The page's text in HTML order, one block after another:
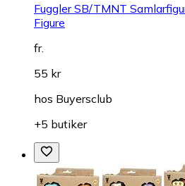
Fuggler SB/TMNT
Figure
fr.
55 kr
hos Buyersclub
+5 butiker